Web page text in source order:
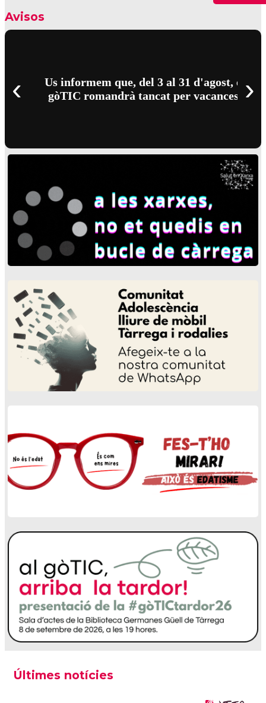
Avisos
‹
Us informem que, del 3 al 31 d'agost, el
gòTIC romandrà tancat per vacances.
›
Últimes notícies